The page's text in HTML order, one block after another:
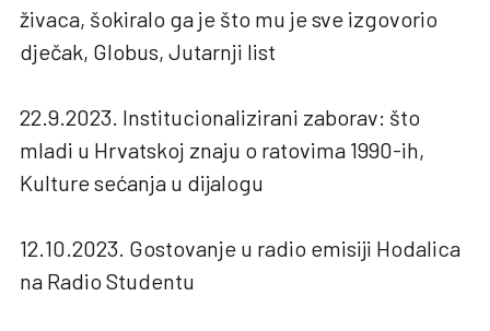
živaca, šokiralo ga je što mu je sve izgovorio
dječak, Globus, Jutarnji list
22.9.2023. Institucionalizirani zaborav: što
mladi u Hrvatskoj znaju o ratovima 1990-ih,
Kulture sećanja u dijalogu
12.10.2023. Gostovanje u radio emisiji Hodalica
na Radio Studentu